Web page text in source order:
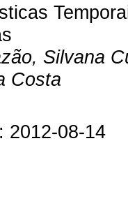
Silvana
Costa
2012-08-14